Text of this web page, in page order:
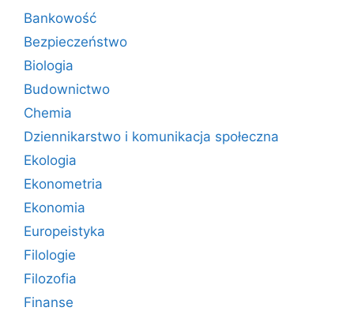
Bankowość
Bezpieczeństwo
Biologia
Budownictwo
Chemia
Dziennikarstwo i komunikacja społeczna
Ekologia
Ekonometria
Ekonomia
Europeistyka
Filologie
Filozofia
Finanse